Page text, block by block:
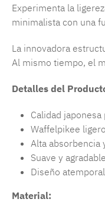
Experimenta la
minimalista con una
La innovadora
Al mismo tiempo, el
Detalles del
Calidad
Waffelpikee
Alta absorbencia
Suave y
Diseño
Material: